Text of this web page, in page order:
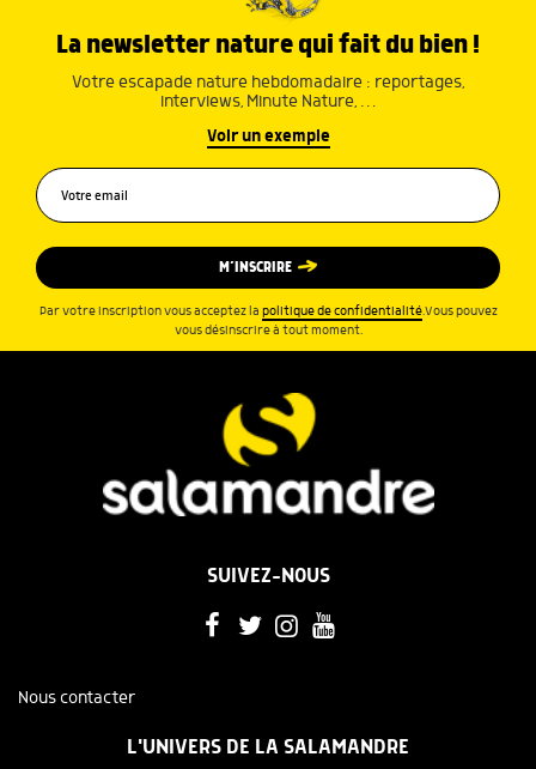
La newsletter nature qui fait du bien !
Votre escapade nature hebdomadaire : reportages,
interviews, Minute Nature, …
Voir un exemple
M’INSCRIRE
Par votre inscription vous acceptez la politique de confidentialité.Vous pouvez
vous désinscrire à tout moment.
SUIVEZ-NOUS
Nous contacter
L'UNIVERS DE LA SALAMANDRE